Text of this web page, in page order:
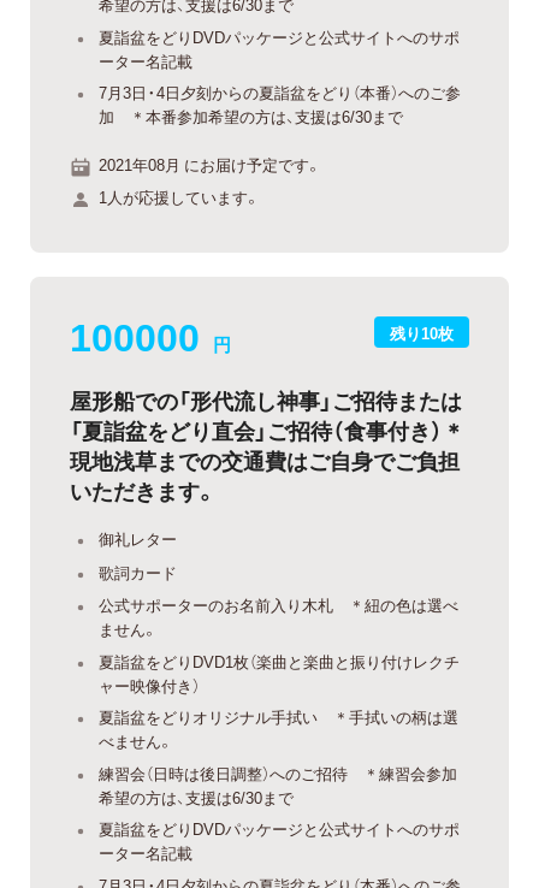
夏詣盆をどりDVDパッケージと公式サイトへのサポ
ーター名記載
7月3日・4日夕刻からの夏詣盆をどり（本番）へのご参
加 ＊本番参加希望の方は、支援は6/30まで
2021年08月 にお届け予定です。
1人が応援しています。
残り10枚
100000 円
屋形船での「形代流し神事」ご招待または
「夏詣盆をどり直会」ご招待（食事付き）＊
現地浅草までの交通費はご自身でご負担
いただきます。
御礼レター
歌詞カード
公式サポーターのお名前入り木札 ＊紐の色は選べ
ません。
夏詣盆をどりDVD1枚（楽曲と楽曲と振り付けレクチ
ャー映像付き）
夏詣盆をどりオリジナル手拭い ＊手拭いの柄は選
べません。
練習会（日時は後日調整）へのご招待 ＊練習会参加
希望の方は、支援は6/30まで
夏詣盆をどりDVDパッケージと公式サイトへのサポ
ーター名記載